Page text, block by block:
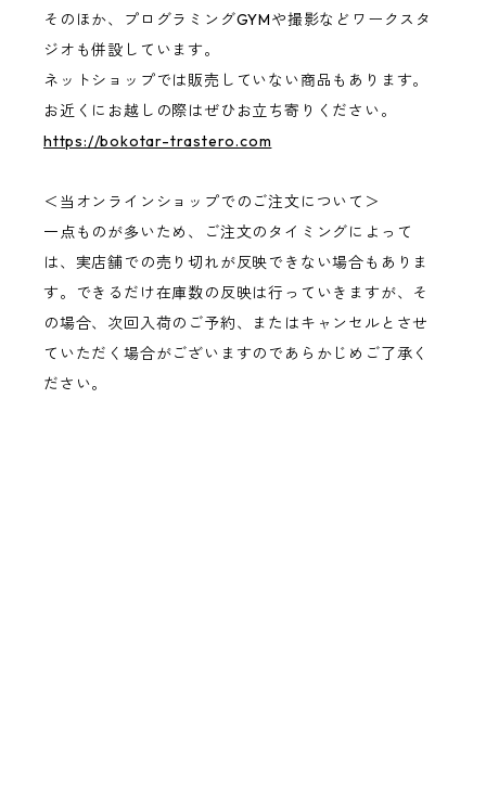
そのほか、プログラミングGYMや撮影などワークスタ
ジオも併設しています。
ネットショップでは販売していない商品もあります。
お近くにお越しの際はぜひお立ち寄りください。
https://bokotar-trastero.com
＜当オンラインショップでのご注文について＞
一点ものが多いため、ご注文のタイミングによって
は、実店舗での売り切れが反映できない場合もありま
す。できるだけ在庫数の反映は行っていきますが、そ
の場合、次回入荷のご予約、またはキャンセルとさせ
ていただく場合がございますのであらかじめご了承く
ださい。